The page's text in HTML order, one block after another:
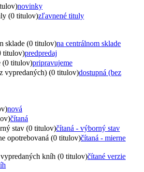
novinky
(0 titulov)zľavnené tituly
sklade (0 titulov)na centrálnom sklade
titulov)predpredaj
(0 titulov)pripravujeme
vypredaných) (0 titulov)dostupná (bez
nová
čítaná
stav (0 titulov)čítaná - výborný stav
opotrebovaná (0 titulov)čítaná - mierne
kníh (0 titulov)čítané verzie